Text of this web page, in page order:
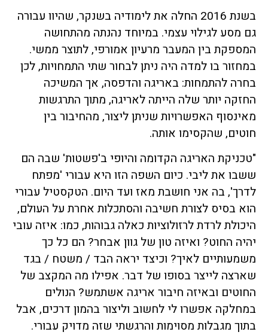
בשנת 2016 החלה את לימודיה בשנקר, שהיוו עבורה
גם מסע לגילוי עצמי. במיוחד נהנתה מהתחושה
המספקת בין המעבר מרעיון אמורפי, לתוצר ממשי.
במחזור בו למדה היה ניתן לבחור שתי התמחויות, לכן
בחרה להתמחות: באריגה והדפסה, אך המשיכה
החזקה יותר שלה הייתה לאריגה, מתוך התרגשות
מאינסוף האפשרויות שניתן ליצור, מהחיבור בין
חוטים, שהקסימו אותה.
"טכניקת האריגה הקדומה והיופי ב'פשטות' שבה הם
ששבו את ליבי. כיום השפה הזו היא עבורי 'מפתח
לדרך', בה אני חושבת מאז ועד היום. הטקסטיל עבורי
הוא בסיס לצורת חשיבה והסתכלות אחרת על העולם,
היכולת לרדת לרזולוציות כאלה גבוהות, כמו: איזה עובי
יהיה החוט? ואיזה טון של גוון אבחר? הם כל כך
משמעותיים לאיך? וכיצד יראה הבד / משטח / בגד
שארצה לייצר בסופו של דבר. אפילו מה המקצב של
החוטים ובאיזה חיבור אריגה אשתמש? הנולים
במחלקה אפשרו לי לחשוב וליצור בהמון דרכים, אבל
בתוך מגבלות מסוימות והרגשתי שזה מדויק עבורי.